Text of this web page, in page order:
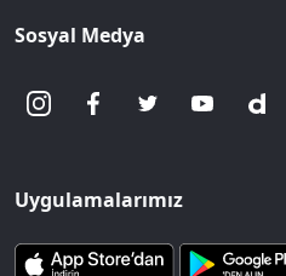
Sosyal Medya
Uygulamalarımız